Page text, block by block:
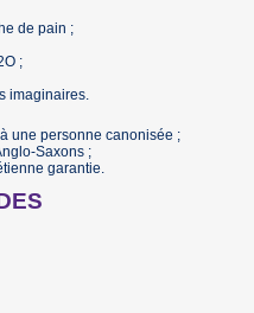
de pain ;
;
imaginaires.
une personne canonisée ;
Saxons ;
garantie.